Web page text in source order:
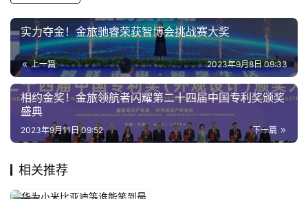
实力夺金！金旅驰睿荣获智博会挑战赛大奖
上一篇 2023年9月8日 09:33
相约金奖！金旅领航者闪耀第二十四届中国专利奖颁奖
盛典
下一篇
2023年9月11日 09:52
相关推荐